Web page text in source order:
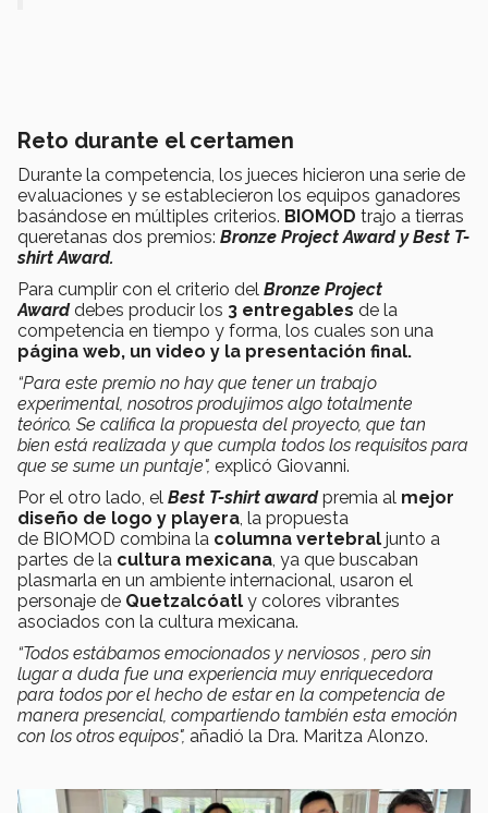
Reto durante el certamen
Durante la competencia, los jueces hicieron una serie de
evaluaciones y se establecieron los equipos ganadores
basándose en múltiples criterios. BIOMOD trajo a tierras
queretanas dos premios: Bronze Project Award y Best T-
shirt Award.
Para cumplir con el criterio del Bronze Project
Awarddebes producir los 3 entregables de la
competencia en tiempo y forma, los cuales son una
página web, un video y la presentación final.
“Para este premio no hay que tener un trabajo
experimental, nosotros produjimos algo totalmente
teórico. Se califica la propuesta del proyecto, que tan
bien está realizada y que cumpla todos los requisitos para
que se sume un puntaje", explicó Giovanni.
Por el otro lado, el Best T-shirt awardpremia al mejor
diseño de logo y playera , la propuesta
de BIOMOD combina la columna vertebral junto a
partes de la cultura mexicana , ya que buscaban
plasmarla en un ambiente internacional, usaron el
personaje de Quetzalcóatl y colores vibrantes
asociados con la cultura mexicana.
“Todos estábamos emocionados y nerviosos , pero sin
lugar a duda fue una experiencia muy enriquecedora
para todos por el hecho de estar en la competencia de
manera presencial, compartiendo también esta emoción
con los otros equipos", añadió la Dra. Maritza Alonzo.